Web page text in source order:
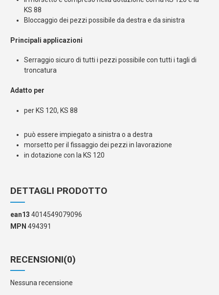
KS 88
Bloccaggio dei pezzi possibile da destra e da sinistra
Principali applicazioni
Serraggio sicuro di tutti i pezzi possibile con tutti i tagli di
troncatura
Adatto per
per KS 120, KS 88
può essere impiegato a sinistra o a destra
morsetto per il fissaggio dei pezzi in lavorazione
in dotazione con la KS 120
DETTAGLI PRODOTTO
ean13 4014549079096
MPN 494391
RECENSIONI(0)
Nessuna recensione